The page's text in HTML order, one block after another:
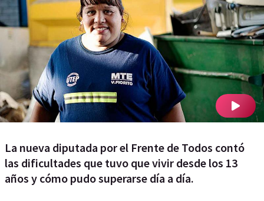
La nueva diputada por el Frente de Todos contó
las dificultades que tuvo que vivir desde los 13
años y cómo pudo superarse día a día.